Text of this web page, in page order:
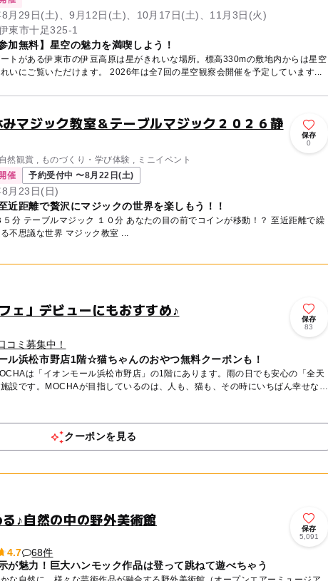
8月29日(土)、9月12日(土)、10月17日(土)、11月3日(火)
東市十足325-1
加無料】星空の魅力を満喫しよう！
トがある伊東市の伊豆高原は星がきれいな場所。標高330mの敷地内からは星空
いにご覧いただけます。 2026年は全7回の星空観察会開催を予定しています...
マジック教室＆テーブルマジック２０２６静
然観賞 , ものづくり・学び体験 , ミニイベント
保存
0
催 予約受付中 〜8月22日(土)
月23日(日)
近距離で贅沢にマジックの世界を楽しもう！！
り広げられる不思議な世界 マジック教室 ...
ェ」デビューにもおすすめ♪
保存
83
コミ募集中！
ル浜松市野店1階☆猫ちゃんのおやつ無料クーポンも！
は「イオンモール浜松市野店」の1階にあります。雨の日でも安心の「全天
設です。MOCHAが目指しているのは、人も、猫も、その時にいちばん幸せなこ
クーポンを見る
♪自然の中の野外美術館
保存
5,091
4.7
68件
が魅力！巨大ハンモック作品は登って跳ねて遊べちゃう